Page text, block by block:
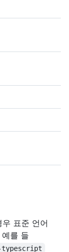
표준 언어
를 들